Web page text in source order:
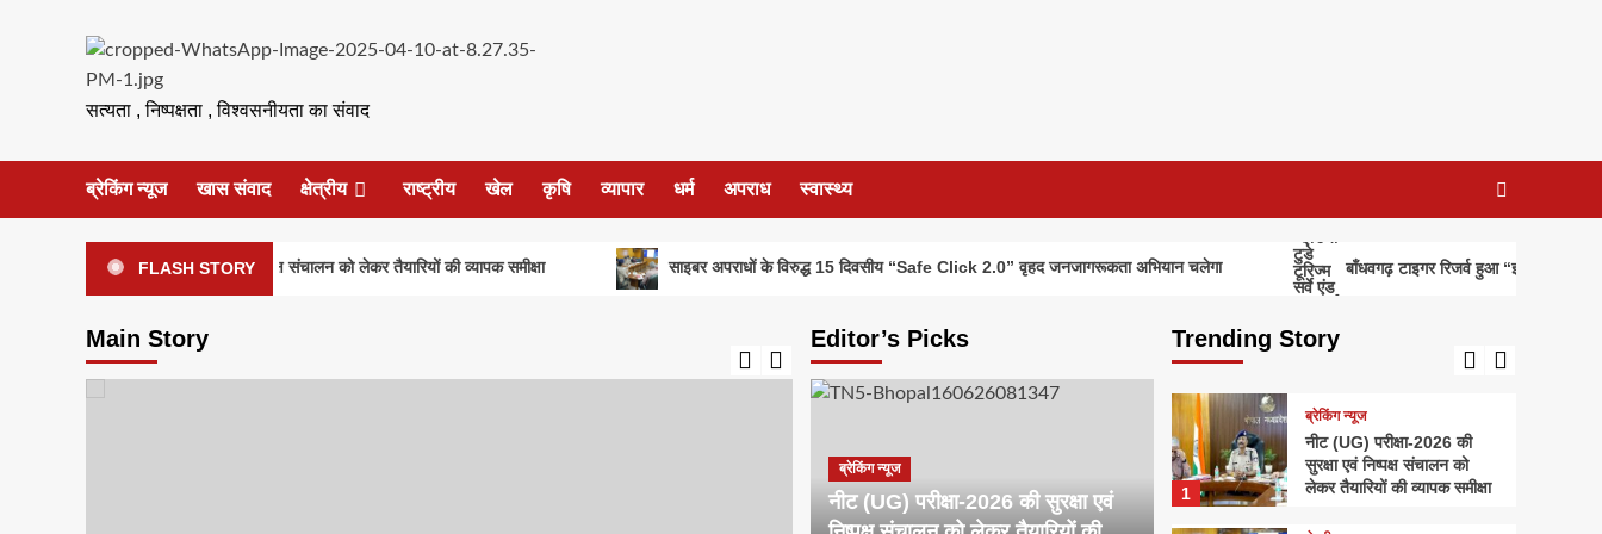
सत्यता , निष्पक्षता , विश्वसनीयता का संवाद
ब्रेकिंग न्यूज खास संवाद क्षेत्रीय राष्ट्रीय खेल कृषि व्यापार धर्म अपराध स्वास्थ्य
FLASH STORY
परीक्षा-2026 की सुरक्षा एवं निष्पक्ष संचालन को लेकर तैयारियों की व्यापक समीक्षा साइबर अपराधों के विरुद्ध 15 दिवसीय “Safe Click 2.0” वृहद जनजागरूकता अभियान चलेगा बाँधवगढ़ टाइगर रिजर्व हुआ “इंडिया टुडे टूरिज्म सर्वे
Main Story Editor’s Picks
ब्रेकिंग न्यूज
नीट (UG) परीक्षा-2026 की सुरक्षा एवं
Trending Story
हाथों गिरफ्तार
5
क्षेत्रीय
आधुनिक सुविधाओं के साथ मिलेगा
सपनों के घर का अवसर
1
ब्रेकिंग न्यूज
नीट (UG) परीक्षा-2026 की
सुरक्षा एवं निष्पक्ष संचालन को
लेकर तैयारियों की व्यापक समीक्षा